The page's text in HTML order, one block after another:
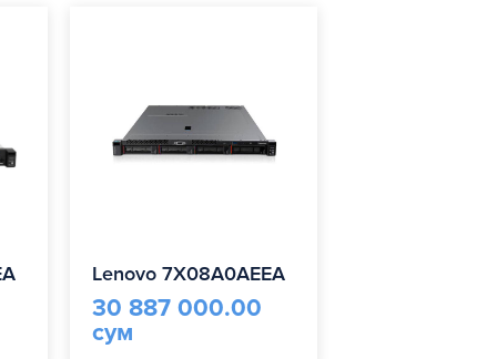
Lenovo 7X08A0AEEA
30 887 000.00
сум